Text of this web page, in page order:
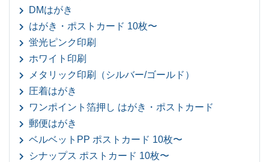
DMはがき
はがき・ポストカード 10枚〜
蛍光ピンク印刷
ホワイト印刷
メタリック印刷（シルバー/ゴールド）
圧着はがき
ワンポイント箔押し はがき・ポストカード
郵便はがき
ベルベットPP ポストカード 10枚〜
シナップス ポストカード 10枚〜